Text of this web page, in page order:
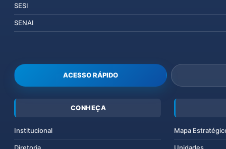
SESI
SENAI
ACESSO RÁPIDO
CONHEÇA
Institucional
Diretoria
Mapa
Unidades